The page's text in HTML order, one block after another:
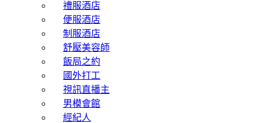
禮服酒店
便服酒店
制服酒店
舒壓美容師
飯局之約
國外打工
視訊直播主
男模會館
經紀人